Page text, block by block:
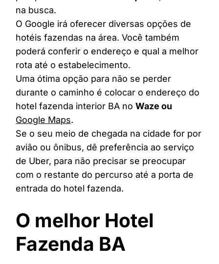
na busca.
O Google irá oferecer diversas opções de
hotéis fazendas na área. Você também
poderá conferir o endereço e qual a melhor
rota até o estabelecimento.
Uma ótima opção para não se perder
durante o caminho é colocar o endereço do
hotel fazenda interior BA no Waze ou
Google Maps.
Se o seu meio de chegada na cidade for por
avião ou ônibus, dê preferência ao serviço
de Uber, para não precisar se preocupar
com o restante do percurso até a porta de
entrada do hotel fazenda.
O melhor Hotel
Fazenda BA